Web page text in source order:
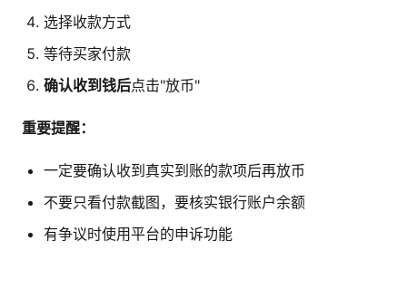
选择收款方式
等待买家付款
确认收到钱后点击"放币"
重要提醒：
一定要确认收到真实到账的款项后再放币
不要只看付款截图，要核实银行账户余额
有争议时使用平台的申诉功能